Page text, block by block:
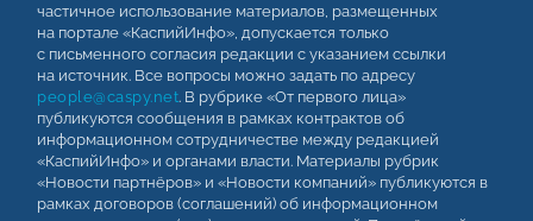
частичное использование материалов, размещенных
на портале «КаспийИнфо», допускается только
с письменного согласия редакции с указанием ссылки
на источник. Все вопросы можно задать по адресу
people@caspy.net. В рубрике «От первого лица»
публикуются сообщения в рамках контрактов об
информационном сотрудничестве между редакцией
«КаспийИнфо» и органами власти. Материалы рубрик
«Новости партнёров» и «Новости компаний» публикуются в
рамках договоров (соглашений) об информационном